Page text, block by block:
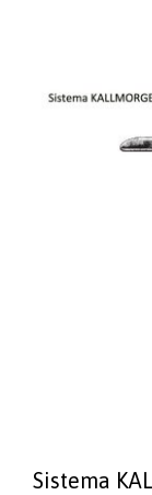
Sistema